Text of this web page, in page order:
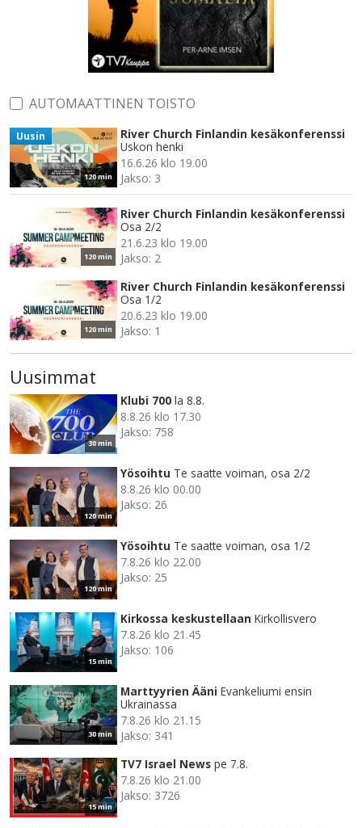
AUTOMAATTINEN TOISTO
120 min
Uusin
River Church Finlandin kesäkonferenssi
Uskon henki
16.6.26 klo 19.00
Jakso: 3
120 min
River Church Finlandin kesäkonferenssi
Osa 2/2
21.6.23 klo 19.00
Jakso: 2
120 min
River Church Finlandin kesäkonferenssi
Osa 1/2
20.6.23 klo 19.00
Jakso: 1
Uusimmat
30 min
Klubi 700 la 8.8.
8.8.26 klo 17.30
Jakso: 758
120 min
Yösoihtu Te saatte voiman, osa 2/2
8.8.26 klo 00.00
Jakso: 26
120 min
Yösoihtu Te saatte voiman, osa 1/2
7.8.26 klo 22.00
Jakso: 25
15 min
Kirkossa keskustellaan Kirkollisvero
7.8.26 klo 21.45
Jakso: 106
30 min
Marttyyrien Ääni Evankeliumi ensin
Ukrainassa
7.8.26 klo 21.15
Jakso: 341
15 min
TV7 Israel News pe 7.8.
7.8.26 klo 21.00
Jakso: 3726